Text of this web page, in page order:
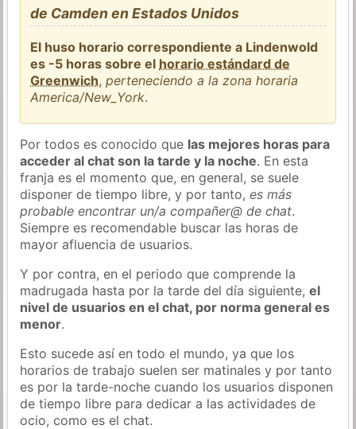
de Camden en Estados Unidos
El huso horario correspondiente a Lindenwold
es -5 horas sobre el horario estándard de
Greenwich,perteneciendo a la zona horaria
America/New_York.
Por todos es conocido que las mejores horas para
acceder al chat son la tarde y la noche. En esta
franja es el momento que, en general, se suele
disponer de tiempo libre, y por tanto,es más
probable encontrar un/a compañer@ de chat.
Siempre es recomendable buscar las horas de
mayor afluencia de usuarios.
Y por contra, en el periodo que comprende la
madrugada hasta por la tarde del día siguiente,el
nivel de usuarios en el chat, por norma general es
menor.
Esto sucede así en todo el mundo, ya que los
horarios de trabajo suelen ser matinales y por tanto
es por la tarde-noche cuando los usuarios disponen
de tiempo libre para dedicar a las actividades de
ocio, como es el chat.